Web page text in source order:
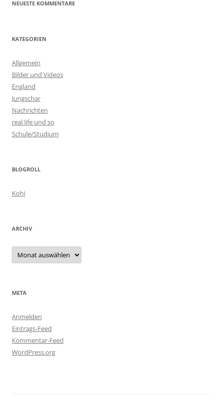
NEUESTE KOMMENTARE
KATEGORIEN
Allgemein
Bilder und Videos
England
Jungschar
Nachrichten
real life und so
Schule/Studium
BLOGROLL
Kohi
ARCHIV
Archiv
META
Anmelden
Eintrags-Feed
Kommentar-Feed
WordPress.org